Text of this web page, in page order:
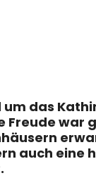
das
war
auch eine